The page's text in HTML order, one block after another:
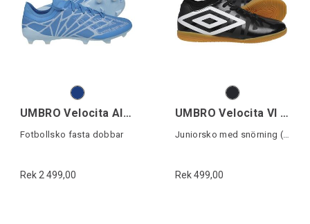
UMBRO Velocita Alchemist Pro FG
Fotbollsko fasta dobbar
Rek 2 499,00
UMBRO Velocita VI 1.0 IC J
Juniorsko med snörning (Futsal)
Rek 499,00